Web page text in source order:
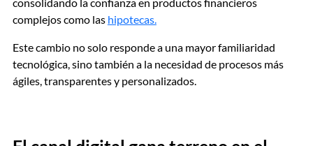
complejos como las hipotecas.
Este cambio no solo responde a una mayor familiaridad
tecnológica, sino también a la necesidad de procesos más
ágiles, transparentes y personalizados.